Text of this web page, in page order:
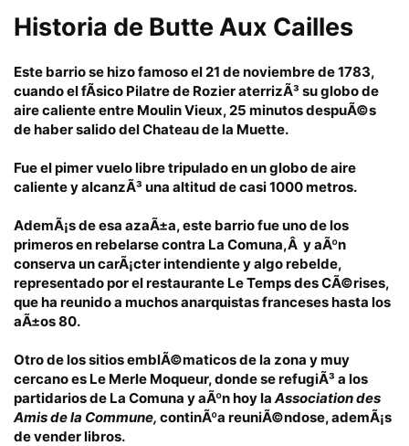
Historia de Butte Aux Cailles
Este barrio se hizo famoso el21 de noviembre de 1783,
cuando el fÃ­sico Pilatre de Rozier aterrizÃ³ su globo de
aire caliente entre Moulin Vieux, 25 minutos despuÃ©s
de haber salido del Chateau de la Muette.
Fue el pimer vuelo libre tripulado en un globo de aire
caliente y alcanzÃ³ una altitud de casi 1000 metros.
AdemÃ¡s de esa azaÃ±a, este barrio fue uno de los
primeros en rebelarse contra La Comuna,Â y aÃºn
conserva un carÃ¡cter intendiente y algo rebelde,
representado por el restaurante Le Temps des CÃ©rises,
que ha reunido a muchos anarquistas franceses hasta los
aÃ±os 80.
Otro de los sitios emblÃ©maticos de la zona y muy
cercano es Le Merle Moqueur, donde se refugiÃ³ a los
partidarios de La Comuna y aÃºn hoy laAssociation des
Amis de la Commune, continÃºa reuniÃ©ndose, ademÃ¡s
de vender libros.